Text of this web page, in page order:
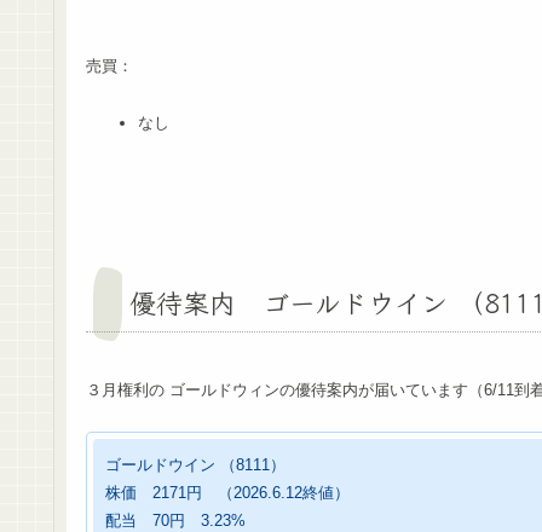
売買：
なし
優待案内 ゴールドウイン （8111
３月権利の ゴールドウィンの優待案内が届いています（6/11到着
ゴールドウイン （8111）
株価 2171円 （2026.6.12終値）
配当 70円 3.23%